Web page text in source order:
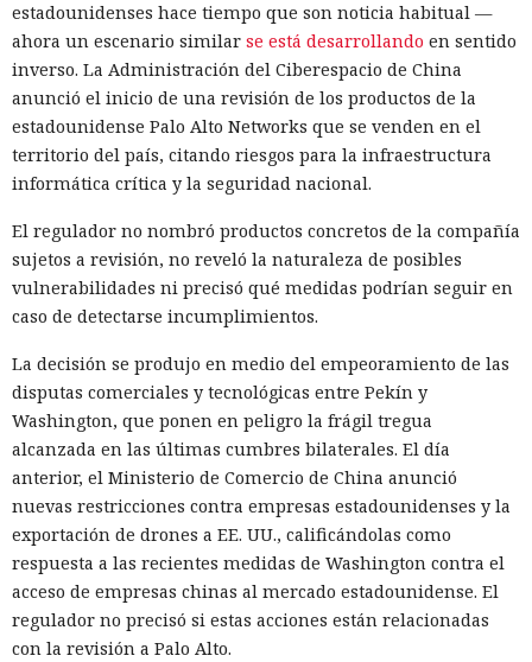
estadounidenses hace tiempo que son noticia habitual —
ahora un escenario similar se está desarrollando en sentido
inverso. La Administración del Ciberespacio de China
anunció el inicio de una revisión de los productos de la
estadounidense Palo Alto Networks que se venden en el
territorio del país, citando riesgos para la infraestructura
informática crítica y la seguridad nacional.
El regulador no nombró productos concretos de la compañía
sujetos a revisión, no reveló la naturaleza de posibles
vulnerabilidades ni precisó qué medidas podrían seguir en
caso de detectarse incumplimientos.
La decisión se produjo en medio del empeoramiento de las
disputas comerciales y tecnológicas entre Pekín y
Washington, que ponen en peligro la frágil tregua
alcanzada en las últimas cumbres bilaterales. El día
anterior, el Ministerio de Comercio de China anunció
nuevas restricciones contra empresas estadounidenses y la
exportación de drones a EE. UU., calificándolas como
respuesta a las recientes medidas de Washington contra el
acceso de empresas chinas al mercado estadounidense. El
regulador no precisó si estas acciones están relacionadas
con la revisión a Palo Alto.